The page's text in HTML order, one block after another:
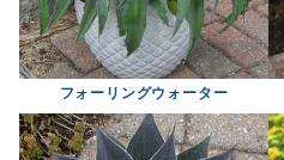
フォーリングウォーター